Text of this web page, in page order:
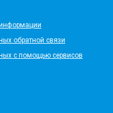
обратной связи
с помощью сервисов